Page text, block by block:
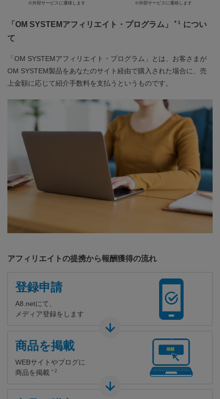
※外部サービスに遷移します ※外部サービスに遷移します
「OM SYSTEMアフィリエイト・プログラム」 ＊1
につい
て
「OM SYSTEMアフィリエイト・プログラム」とは、お客さまが
OM SYSTEM製品をあなたのサイト経由で購入された場合に、売
上金額に応じて紹介手数料を支払うというものです。
アフィリエイトの提携から報酬獲得の流れ
登録申請
A8.netにて、
メディア登録をします
商品を掲載
WEBサイトやブログに
商品を掲載 ＊2